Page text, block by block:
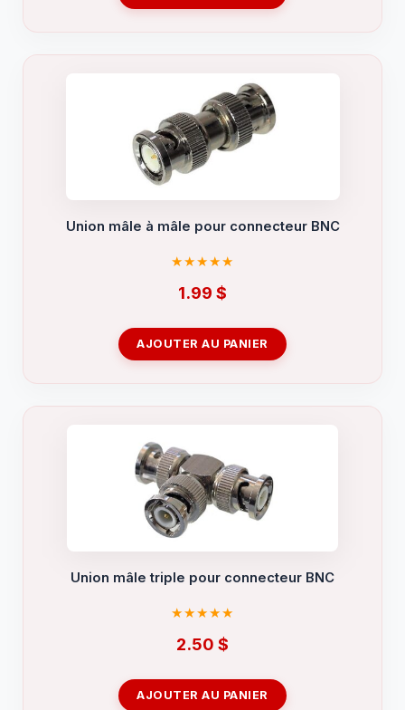
Union mâle à mâle pour connecteur BNC
1.99 $
AJOUTER AU PANIER
Union mâle triple pour connecteur BNC
2.50 $
AJOUTER AU PANIER